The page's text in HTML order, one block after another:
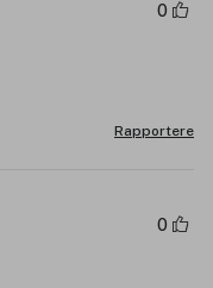
0
Rapportere
0